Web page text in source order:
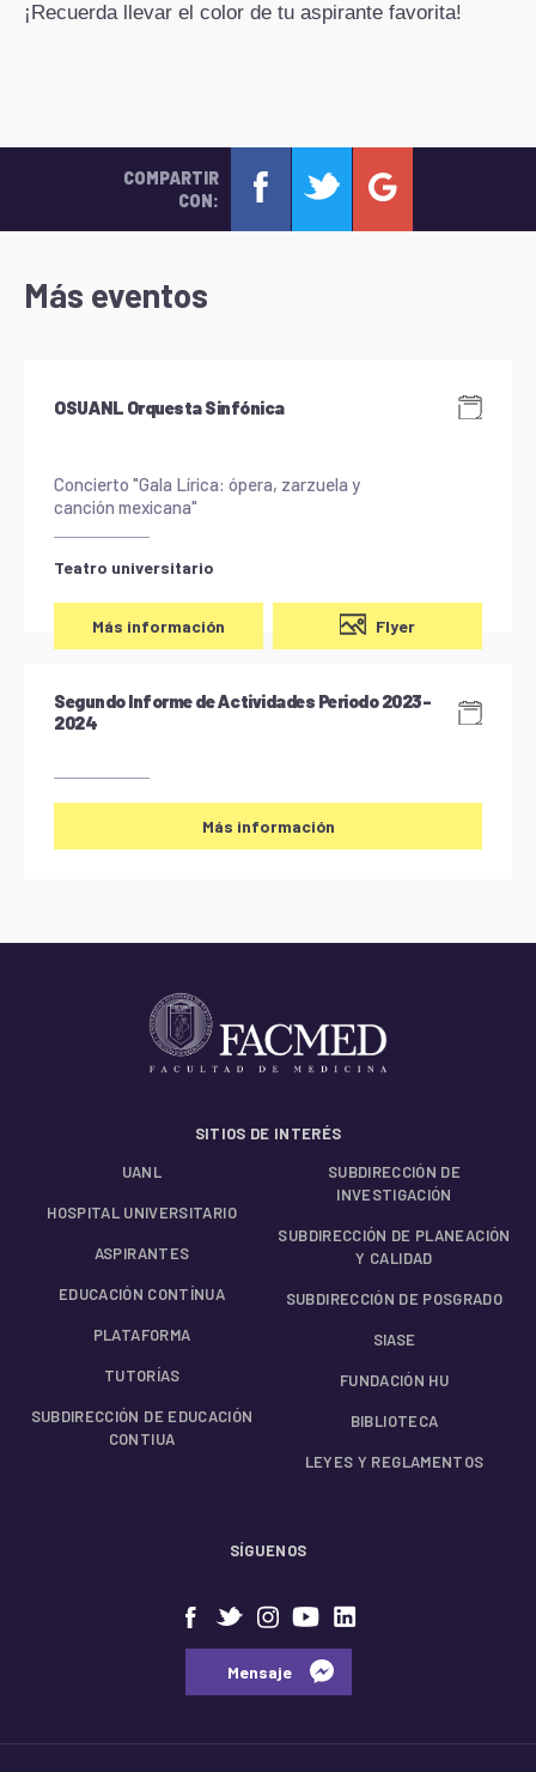
¡Recuerda llevar el color de tu aspirante favorita!
COMPARTIR
CON:
Más eventos
OSUANL Orquesta Sinfónica
Concierto "Gala Lírica: ópera, zarzuela y
canción mexicana"
Teatro universitario
Más información Flyer
Segundo Informe de Actividades Periodo 2023-
2024
Más información
SITIOS DE INTERÉS
UANL
HOSPITAL UNIVERSITARIO
ASPIRANTES
EDUCACIÓN CONTÍNUA
PLATAFORMA
TUTORÍAS
SUBDIRECCIÓN DE EDUCACIÓN
CONTIUA
SUBDIRECCIÓN DE
INVESTIGACIÓN
SUBDIRECCIÓN DE PLANEACIÓN
Y CALIDAD
SUBDIRECCIÓN DE POSGRADO
SIASE
FUNDACIÓN HU
BIBLIOTECA
LEYES Y REGLAMENTOS
SÍGUENOS
⠀⠀Mensaje⠀